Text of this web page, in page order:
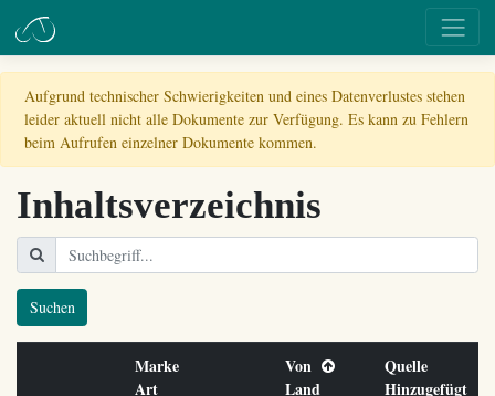
Aufgrund technischer Schwierigkeiten und eines Datenverlustes stehen
leider aktuell nicht alle Dokumente zur Verfügung. Es kann zu Fehlern
beim Aufrufen einzelner Dokumente kommen.
Inhaltsverzeichnis
Suchen
Marke
Art
Von
Land
Quelle
Hinzugefügt